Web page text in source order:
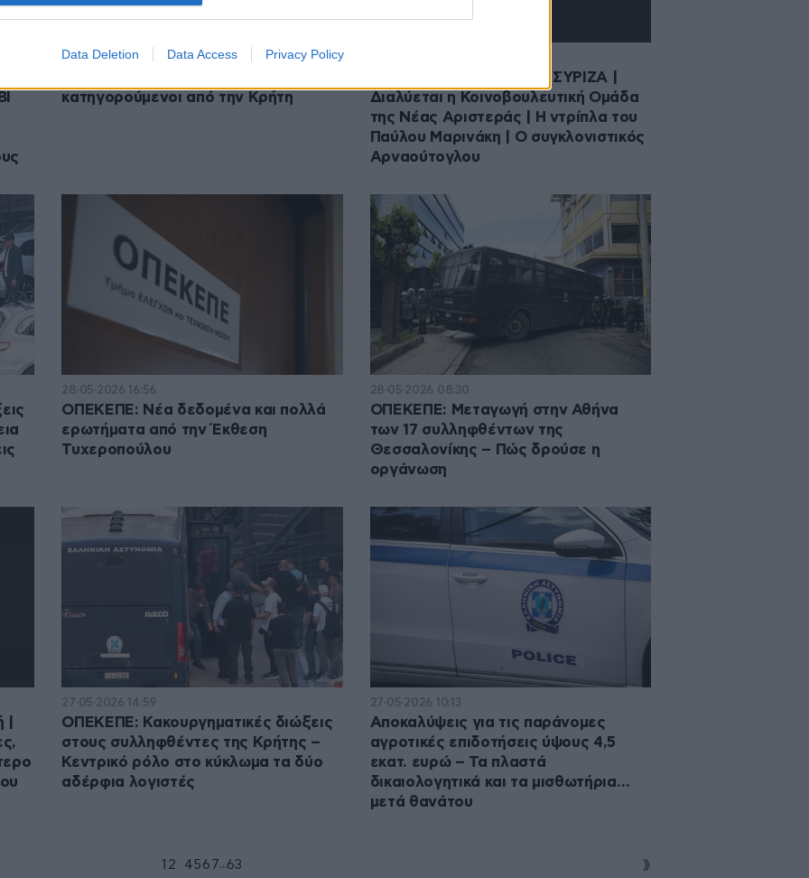
Data Deletion Data Access Privacy Policy
30·05·2026 00:03
κατηγορούμενοι από την Κρήτη
Μαζική αποδόμηση στον ΣΥΡΙΖΑ |
Διαλύεται η Κοινοβουλευτική Ομάδα
της Νέας Αριστεράς | Η ντρίπλα του
Παύλου Μαρινάκη | Ο συγκλονιστικός
Αρναούτογλου
28·05·2026 16:56
ΟΠΕΚΕΠΕ: Νέα δεδομένα και πολλά
ερωτήματα από την Έκθεση
Τυχεροπούλου
28·05·2026 08:30
ΟΠΕΚΕΠΕ: Μεταγωγή στην Αθήνα
των 17 συλληφθέντων της
Θεσσαλονίκης – Πώς δρούσε η
οργάνωση
27·05·2026 14:59
ΟΠΕΚΕΠΕ: Κακουργηματικές διώξεις
στους συλληφθέντες της Κρήτης –
Κεντρικό ρόλο στο κύκλωμα τα δύο
αδέρφια λογιστές
27·05·2026 10:13
Αποκαλύψεις για τις παράνομες
αγροτικές επιδοτήσεις ύψους 4,5
εκατ. ευρώ – Τα πλαστά
δικαιολογητικά και τα μισθωτήρια…
μετά θανάτου
1 2 4 5 6 7...63